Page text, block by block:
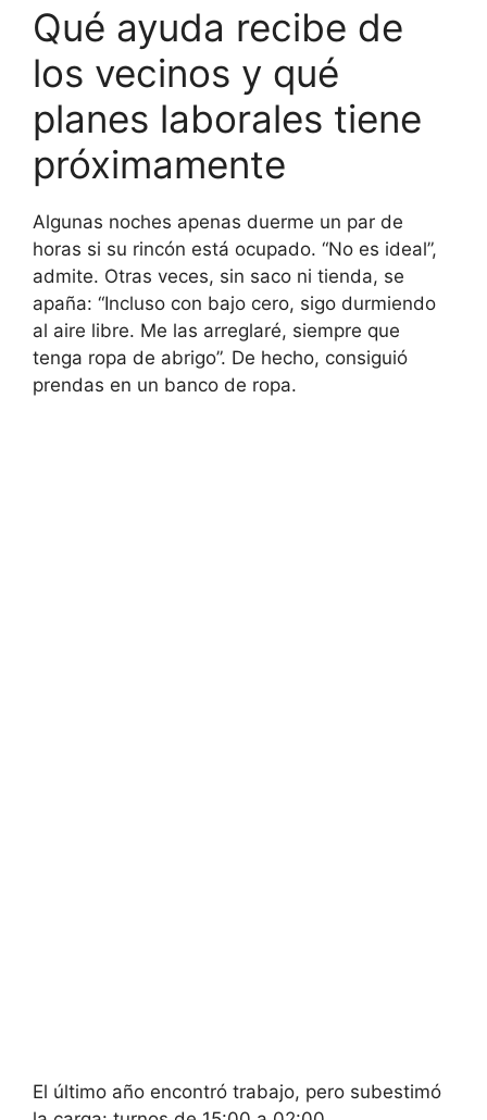
Qué ayuda recibe de
los vecinos y qué
planes laborales tiene
próximamente
Algunas noches apenas duerme un par de
horas si su rincón está ocupado. “No es ideal”,
admite. Otras veces, sin saco ni tienda, se
apaña: “Incluso con bajo cero, sigo durmiendo
al aire libre. Me las arreglaré, siempre que
tenga ropa de abrigo”. De hecho, consiguió
prendas en un banco de ropa.
El último año encontró trabajo, pero subestimó